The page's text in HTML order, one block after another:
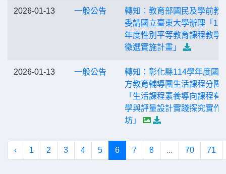
2026-01-13 一般公告
轉知：教育部國民及學前教
委請國立臺東大學辦理「
年度性別平等教育課程教學
徵選實施計畫」
2026-01-13 一般公告
轉知：彰化縣114學年度國
方教育輔導團生活課程分團
「生活課程素養導向課程有
學與評量設計實踐探究實作
坊」
‹ 1 2 3 4 5 6 7 8 ... 70 71